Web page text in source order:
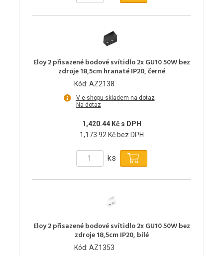
Eloy 2 přisazené bodové svítidlo 2x GU10 50W bez
zdroje 18,5cm hranaté IP20, černé
Kód: AZ2138
V e-shopu skladem na dotaz
Na dotaz
1,420.44 Kč s DPH
1,173.92 Kč bez DPH
ks
Eloy 2 přisazené bodové svítidlo 2x GU10 50W bez
zdroje 18,5cm IP20, bílé
Kód: AZ1353